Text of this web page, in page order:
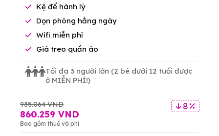
Kệ để hành lý
Dọn phòng hằng ngày
Wifi miễn phí
Giá treo quần áo
Tối đa 3 người lớn (2 bé dưới 12 tuổi được
ở MIỄN PHÍ!)
8 %
935.064 VND
860.259 VND
Bao gồm thuế và phí